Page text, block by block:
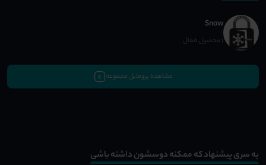
Snow
1 محصول فعال
مشاهده پروفایل مجموعه
یه سری پیشنهاد که ممکنه دوسشون داشته باشی